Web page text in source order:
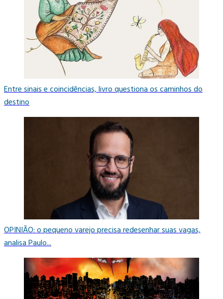
Entre sinais e coincidências, livro questiona os caminhos do
destino
OPINIÃO: o pequeno varejo precisa redesenhar suas vagas,
analisa Paulo...